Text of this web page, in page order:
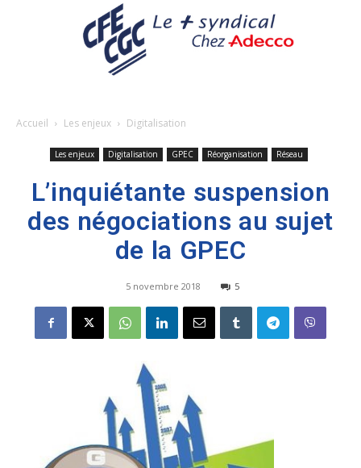
Accueil Les enjeux Digitalisation
Les enjeux Digitalisation GPEC Réorganisation Réseau
L’inquiétante suspension
des négociations au sujet
de la GPEC
5 novembre 2018 5